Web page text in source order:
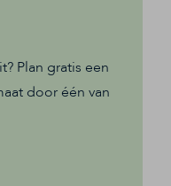
Plan gratis een
door één van